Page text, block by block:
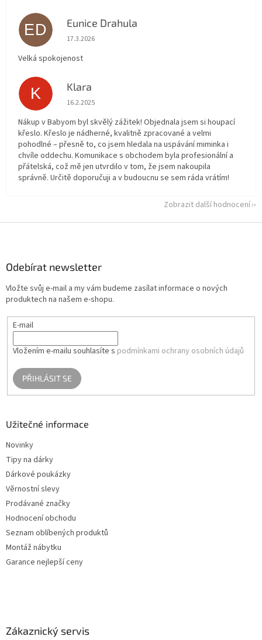
ED Eunice Drahula
Hodnocení obchodu je 5 z 5 hvězdiček.
17.3.2026
Velká spokojenost
K Klara
Hodnocení obchodu je 5 z 5 hvězdiček.
16.2.2025
Nákup v Babyom byl skvělý zážitek! Objednala jsem si houpací
křeslo. Křeslo je nádherné, kvalitně zpracované a velmi
pohodlné – přesně to, co jsem hledala na uspávání miminka i
chvíle oddechu. Komunikace s obchodem byla profesionální a
přátelská, což mě jen utvrdilo v tom, že jsem nakoupila
správně. Určitě doporučuji a v budoucnu se sem ráda vrátím!
Zobrazit další hodnocení
Odebírat newsletter
Vložte svůj e-mail a my vám budeme zasílat informace o nových
produktech na našem e-shopu.
E-mail
Vložením e-mailu souhlasíte s podmínkami ochrany osobních údajů
PŘIHLÁSIT SE
Užitečné informace
Novinky
Tipy na dárky
Dárkové poukázky
Věrnostní slevy
Prodávané značky
Hodnocení obchodu
Seznam oblíbených produktů
Montáž nábytku
Garance nejlepší ceny
Zákaznický servis